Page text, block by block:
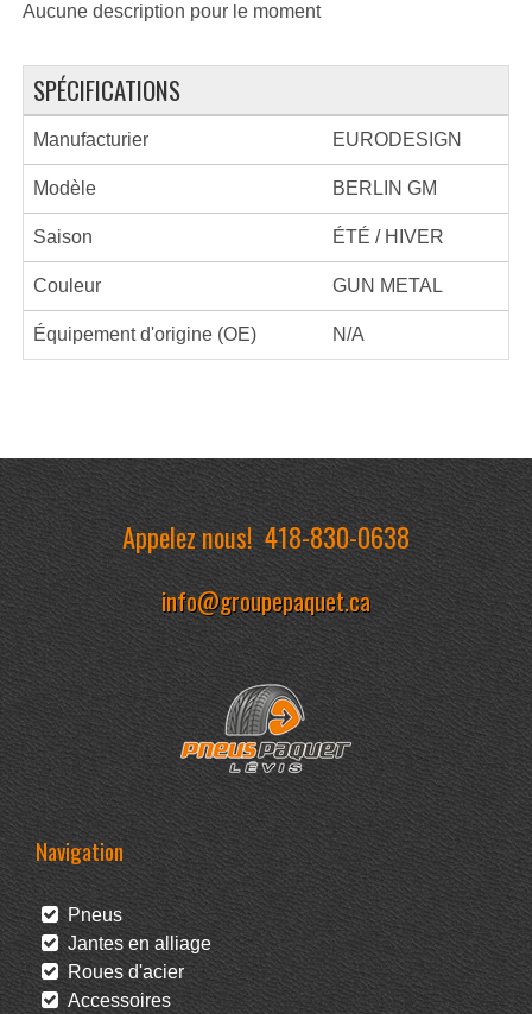
Aucune description pour le moment
SPÉCIFICATIONS
Manufacturier EURODESIGN
Modèle BERLIN GM
Saison ÉTÉ / HIVER
Couleur GUN METAL
Équipement d'origine (OE) N/A
Appelez nous!418-830-0638
info@groupepaquet.ca
Navigation
Pneus
Jantes en alliage
Roues d'acier
Accessoires